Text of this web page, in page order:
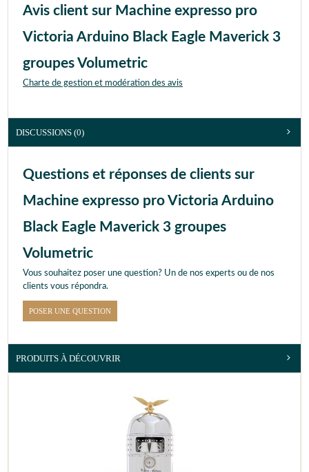
Avis client sur Machine expresso pro
Victoria Arduino Black Eagle Maverick 3
groupes Volumetric
Charte de gestion et modération des avis
DISCUSSIONS (0)
Questions et réponses de clients sur
Machine expresso pro Victoria Arduino
Black Eagle Maverick 3 groupes
Volumetric
Vous souhaitez poser une question? Un de nos experts ou de nos
clients vous répondra.
POSER UNE QUESTION
PRODUITS À DÉCOUVRIR